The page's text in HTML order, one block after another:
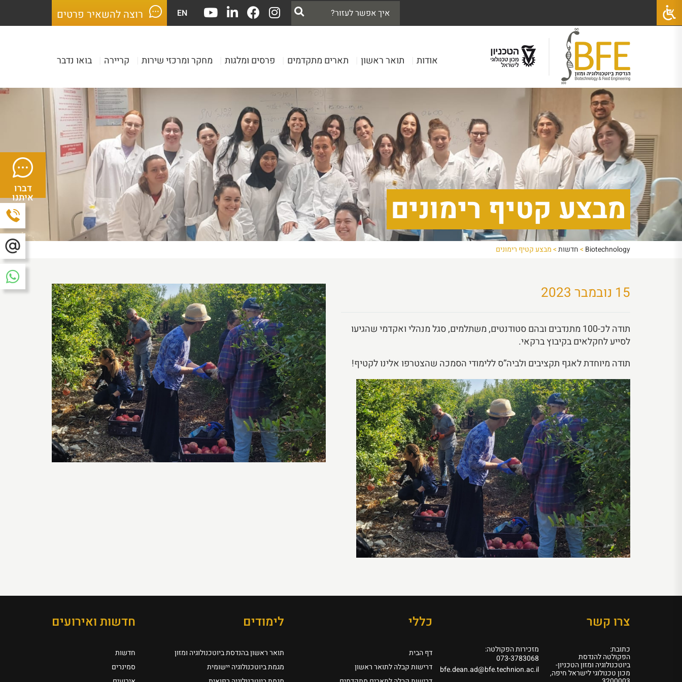
EN רוצה להשאיר פרטים
אודות תואר ראשון תארים מתקדמים פרסים ומלגות מחקר ומרכזי שירות קריירה בואו נדבר
דברו
איתנו מבצע קטיף רימונים
Biotechnology
>חדשות>מבצע קטיף רימונים
15 נובמבר 2023
תודה לכ-100 מתנדבים ובהם סטודנטים, משתלמים, סגל מנהלי ואקדמי שהגיעו
לסייע לחקלאים בקיבוץ ברקאי.
תודה מיוחדת לאגף תקציבים ולביה”ס ללימודי הסמכה שהצטרפו אלינו לקטיף!
צרו קשר
כתובת:
הפקולטה להנדסת
ביוטכנולוגיה ומזון הטכניון-
מכון טכנולוגי לישראל חיפה,
מזכירות הפקולטה:
073-3783068
bfe.dean.ad@bfe.technion.ac.il
כללי
דף הבית
דרישות קבלה לתואר ראשון
לימודים
תואר ראשון בהנדסת ביוטכנולוגיה ומזון
מגמת ביוטכנולוגיה יישומית
חדשות ואירועים
חדשות
סמינרים